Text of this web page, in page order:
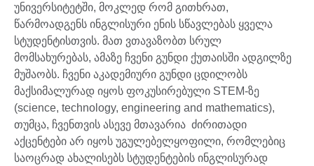
უნივერსიტეტში, მოკლედ რომ გითხრათ,
წარმოადგენს ინგლისური ენის სწავლებას ყველა
სტუდენტისთვის. მათ ვთავაზობთ სრულ
მომსახურებას, ამაზე ჩვენი გუნდი ქუთაისში ადგილზე
მუშაობს. ჩვენი აკადემიური გუნდი ცდილობს
მაქსიმალურად იყოს ფოკუსირებული STEM-ზე
(science, technology, engineering and mathematics),
თუმცა, ჩვენთვის ასევე მთავარია ძირითადი
აქცენტები არ იყოს უგულებელყოფილი, რომლებიც
საოცრად ახალისებს სტუდენტების ინგლისურად